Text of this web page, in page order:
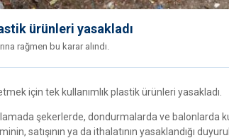
ürünleri yasakladı
rağmen bu karar alındı.
için tek kullanımlık plastik ürünleri yasakladı.
şekerlerde, dondurmalarda ve balonlarda
satışının ya da ithalatının yasaklandığı